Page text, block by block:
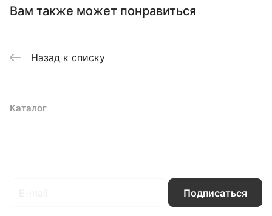
Вам также может понравиться
Назад к списку
Каталог
Подписаться